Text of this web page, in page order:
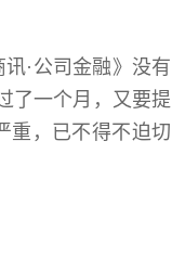
·公司金融》没有
了一个月，又要提
重，已不得不迫切